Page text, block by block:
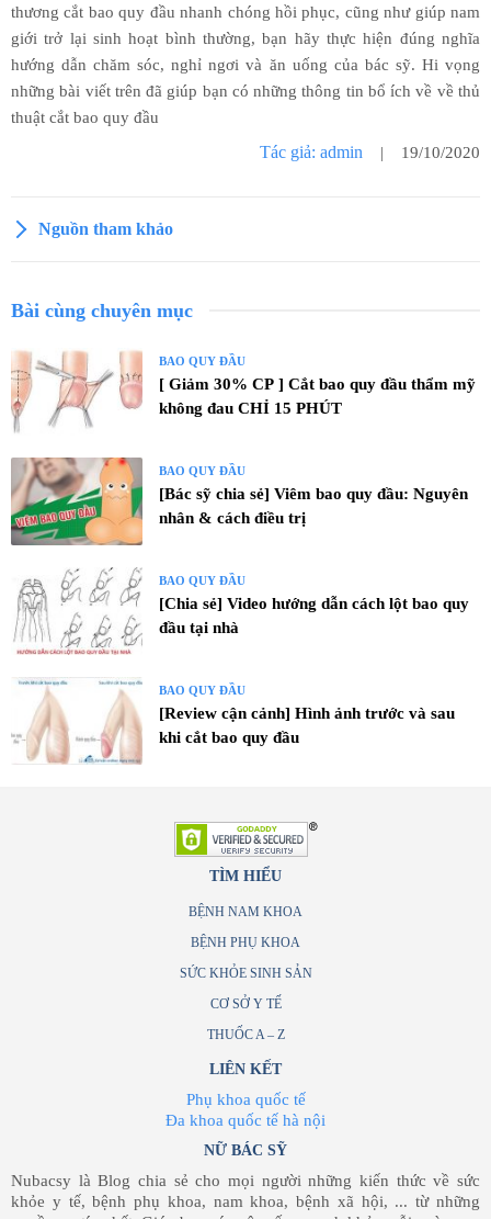
thương cắt bao quy đầu nhanh chóng hồi phục, cũng như giúp nam
giới trở lại sinh hoạt bình thường, bạn hãy thực hiện đúng nghĩa
hướng dẫn chăm sóc, nghỉ ngơi và ăn uống của bác sỹ. Hi vọng
những bài viết trên đã giúp bạn có những thông tin bổ ích về về thủ
thuật cắt bao quy đầu
Tác giả: admin | 19/10/2020
Nguồn tham khảo
Bài cùng chuyên mục
BAO QUY ĐẦU
[ Giảm 30% CP ] Cắt bao quy đầu thẩm mỹ
không đau CHỈ 15 PHÚT
BAO QUY ĐẦU
[Bác sỹ chia sẻ] Viêm bao quy đầu: Nguyên
nhân & cách điều trị
BAO QUY ĐẦU
[Chia sẻ] Video hướng dẫn cách lột bao quy
đầu tại nhà
BAO QUY ĐẦU
[Review cận cảnh] Hình ảnh trước và sau
khi cắt bao quy đầu
TÌM HIỂU
BỆNH NAM KHOA
BỆNH PHỤ KHOA
SỨC KHỎE SINH SẢN
CƠ SỞ Y TẾ
THUỐC A – Z
LIÊN KẾT
Phụ khoa quốc tế
Đa khoa quốc tế hà nội
NỮ BÁC SỸ
Nubacsy là Blog chia sẻ cho mọi người những kiến thức về sức
khỏe y tế, bệnh phụ khoa, nam khoa, bệnh xã hội, ... từ những